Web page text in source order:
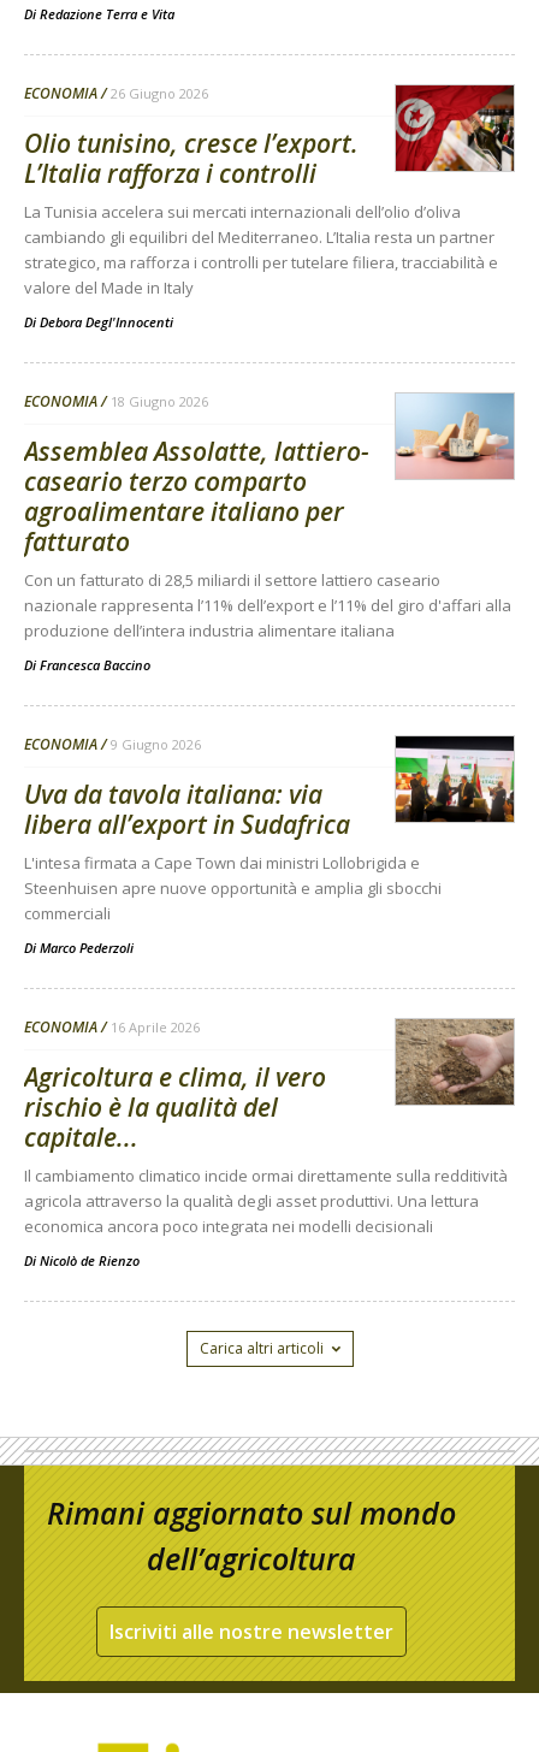
Di Redazione Terra e Vita
ECONOMIA 26 Giugno 2026
Olio tunisino, cresce l’export.
L’Italia rafforza i controlli
La Tunisia accelera sui mercati internazionali dell’olio d’oliva
cambiando gli equilibri del Mediterraneo. L’Italia resta un partner
strategico, ma rafforza i controlli per tutelare filiera, tracciabilità e
valore del Made in Italy
Di Debora Degl'Innocenti
ECONOMIA 18 Giugno 2026
Assemblea Assolatte, lattiero-
caseario terzo comparto
agroalimentare italiano per
fatturato
Con un fatturato di 28,5 miliardi il settore lattiero caseario
nazionale rappresenta l’11% dell’export e l’11% del giro d'affari alla
produzione dell’intera industria alimentare italiana
Di Francesca Baccino
ECONOMIA 9 Giugno 2026
Uva da tavola italiana: via
libera all’export in Sudafrica
L'intesa firmata a Cape Town dai ministri Lollobrigida e
Steenhuisen apre nuove opportunità e amplia gli sbocchi
commerciali
Di Marco Pederzoli
ECONOMIA 16 Aprile 2026
Agricoltura e clima, il vero
rischio è la qualità del
capitale...
Il cambiamento climatico incide ormai direttamente sulla redditività
agricola attraverso la qualità degli asset produttivi. Una lettura
economica ancora poco integrata nei modelli decisionali
Di Nicolò de Rienzo
Carica altri articoli
Rimani aggiornato sul mondo
dell’agricoltura
Iscriviti alle nostre newsletter